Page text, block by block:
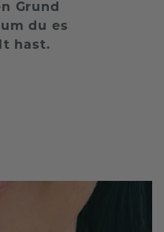
Grund
du es
hast.